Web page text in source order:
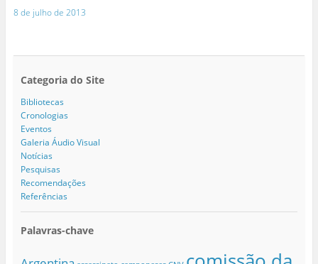
8 de julho de 2013
Categoria do Site
Bibliotecas
Cronologias
Eventos
Galeria Áudio Visual
Notícias
Pesquisas
Recomendações
Referências
Palavras-chave